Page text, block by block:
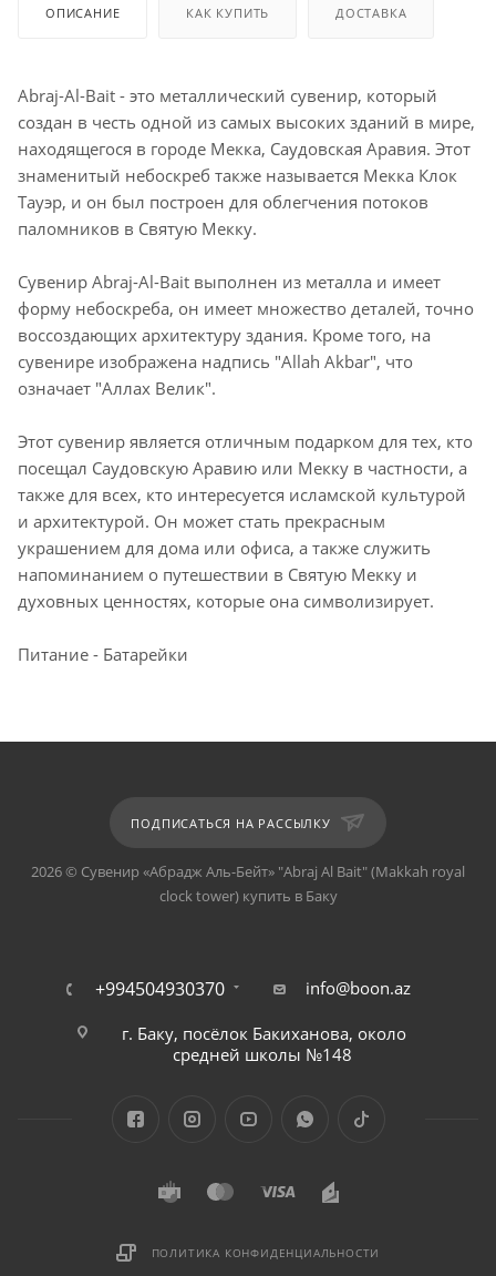
ОПИСАНИЕ КАК КУПИТЬ ДОСТАВКА
Abraj-Al-Bait - это металлический сувенир, который
создан в честь одной из самых высоких зданий в мире,
находящегося в городе Мекка, Саудовская Аравия. Этот
знаменитый небоскреб также называется Мекка Клок
Тауэр, и он был построен для облегчения потоков
паломников в Святую Мекку.
Сувенир Abraj-Al-Bait выполнен из металла и имеет
форму небоскреба, он имеет множество деталей, точно
воссоздающих архитектуру здания. Кроме того, на
сувенире изображена надпись "Allah Akbar", что
означает "Аллах Велик".
Этот сувенир является отличным подарком для тех, кто
посещал Саудовскую Аравию или Мекку в частности, а
также для всех, кто интересуется исламской культурой
и архитектурой. Он может стать прекрасным
украшением для дома или офиса, а также служить
напоминанием о путешествии в Святую Мекку и
духовных ценностях, которые она символизирует.
Питание - Батарейки
ПОДПИСАТЬСЯ НА РАССЫЛКУ
2026 © Сувенир «Абрадж Аль-Бейт» "Abraj Al Bait" (Makkah royal
clock tower) купить в Баку
+994504930370 info@boon.az
г. Баку, посёлок Бакиханова, около
средней школы №148
ПОЛИТИКА КОНФИДЕНЦИАЛЬНОСТИ